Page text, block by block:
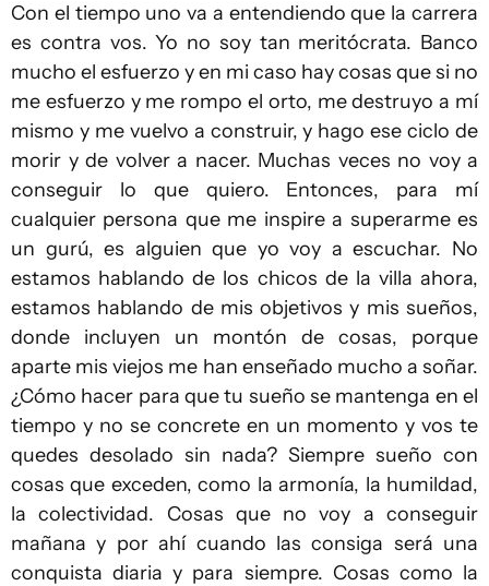
Con el tiempo uno va a entendiendo que la carrera
es contra vos. Yo no soy tan meritócrata. Banco
mucho el esfuerzo y en mi caso hay cosas que si no
me esfuerzo y me rompo el orto, me destruyo a mí
mismo y me vuelvo a construir, y hago ese ciclo de
morir y de volver a nacer. Muchas veces no voy a
conseguir lo que quiero. Entonces, para mí
cualquier persona que me inspire a superarme es
un gurú, es alguien que yo voy a escuchar. No
estamos hablando de los chicos de la villa ahora,
estamos hablando de mis objetivos y mis sueños,
donde incluyen un montón de cosas, porque
aparte mis viejos me han enseñado mucho a soñar.
¿Cómo hacer para que tu sueño se mantenga en el
tiempo y no se concrete en un momento y vos te
quedes desolado sin nada? Siempre sueño con
cosas que exceden, como la armonía, la humildad,
la colectividad. Cosas que no voy a conseguir
mañana y por ahí cuando las consiga será una
conquista diaria y para siempre. Cosas como la